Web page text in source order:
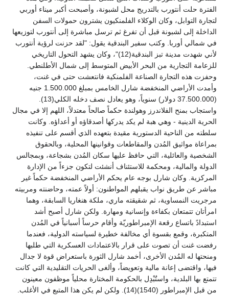
الفترة حلت أنتورب بالتدريج محل لشبونة، وأصبحت أكبر ميناء أوربي
لتجارة التوابل، وكان الوكلاء الفلمنكيون يشترون حمولات السفن
الداخلة إلى لشبونة قبل أن تفرغ ثم ترسل مباشرة إلى أنتورب لتوزيعها
في شمالي أوربا. وكتب سفير البندقية يقول: "لقد حزنت لرؤية أنتورب
لأني شهدت مدينة تبز البندقية(12)"، وكان يشهد التحول التاريخي
للزعامة التجارية من البحر الأبيض المتوسط إلى شمال الأطلنطي.
وحفزت هذه التجارة الصناعة الفلمنكية فانتعشت حتى في غنت،
وأمدت الأراضي المنخفضة شارل الخامس بمبلغ 1.500.000 جنيه
(37.500.000 دولار) سنوياً، وهو يعادل نصف دخله الكلي(13).
واستجاب بمنح الفلاندرز وهولندة حكماً صالحاً معتدلاً، اللهم إلا في مجال
الحرية الدينية - وهي هبة لم يكد يدركها أصدقاؤه أو أعداؤه. وكانت
سلطته من الناحية الدستورية مقيدة بتعهده الذي أقسم على تنفيذه
بمراعاة مواثيق المُدن والمقاطعات وقوانينها المحلية، وبالحقوق
الشخصية والعائلية، التي حافظ عليها سكان المُدن بشجاعة، وبمجالس
الدولة والمالية، ومحكمة للاستئناف أنشئت لتكون جزءاً من الإدارة
المركزية. وكان شارل بوجه عام يحكم الأراضي المنخفضة حكماً غير
مباشر عن طريق نواب يقبلهم المواطنون: أولاً عمته، وحاضنته ومربيته
مرجريت النمساوية، ثم شقيقته ماري، ملكة هنغاريا السابقة، وهما
امرأتان تتمتعان بكفاءة وإنسانية ومهارة. ولكن شارل أصبح أشد
استبدادً باتساع رقعة الإمبراطوريّة وأقام حرساً أسبانياً في المُدن
المتكبرة، وقمع بقسوة أي مخالفة خطيرة لسياسته الدولية، فعندما
رفضت غنت أن تصوت على قرار بالاعتمادات العسكرية التي طلبها
ومنحتها له المُدن الأخرى، أخمد شارل الثورة باستعراض قوة لا جدال
فيها، واقتضى إعانة مالية وتعويضاً، وألغى الحريات التقليدية التي كانت
تتمتع بها البلدية، واستُبْدِل بالحكومة المختارة محلياً موظفون معينون
من قبل الإمبراطور (1540)(14). ولكن لم يكن هذا المتبع في الأغلب.